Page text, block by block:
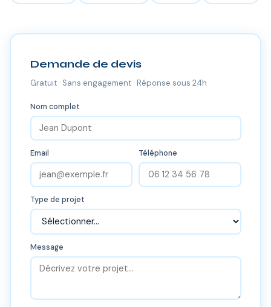
Demande de devis
Gratuit · Sans engagement · Réponse sous 24h
Nom complet
Email Téléphone
Type de projet
Message